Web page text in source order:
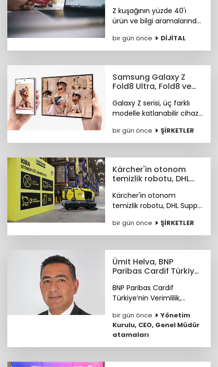
yapıyor
Z kuşağının yüzde 40'ı
ürün ve bilgi aramalarında
Araştırma ayrıca
Instagram ve TikTok'un
önde olduğunu öne
çıkardı.
bir gün önce DİJİTAL
Samsung Galaxy Z
Fold8 Ultra, Fold8 ve
marketlerde
Galaxy Z serisi, üç farklı
modelle katlanabilir cihaz
sayfa açıyor.
bir gün önce ŞİRKETLER
Kärcher'in otonom
temizlik robotu, DHL
Kärcher'in otonom
temizlik robotu, DHL Supply
göreve başladı.
bir gün önce ŞİRKETLER
Ümit Helva, BNP
Paribas Cardif Türkiye
BNP Paribas Cardif
Türkiye’nin Verimlilik,
Operasyondan Sorumlu
Genel Müdür Yardımcılığı
görevine Ümit Helva
atandı.
bir gün önce
Yönetim
Kurulu, CEO, Genel Müdür
atamaları